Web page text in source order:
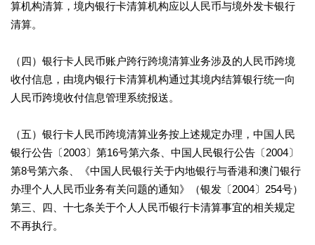
算机构清算，境内银行卡清算机构应以人民币与境外发卡银行
清算。
（四）银行卡人民币账户跨行跨境清算业务涉及的人民币跨境
收付信息，由境内银行卡清算机构通过其境内结算银行统一向
人民币跨境收付信息管理系统报送。
（五）银行卡人民币跨境清算业务按上述规定办理，中国人民
银行公告〔2003〕第16号第六条、中国人民银行公告〔2004〕
第8号第六条、《中国人民银行关于内地银行与香港和澳门银行
办理个人人民币业务有关问题的通知》（银发〔2004〕254号）
第三、四、十七条关于个人人民币银行卡清算事宜的相关规定
不再执行。